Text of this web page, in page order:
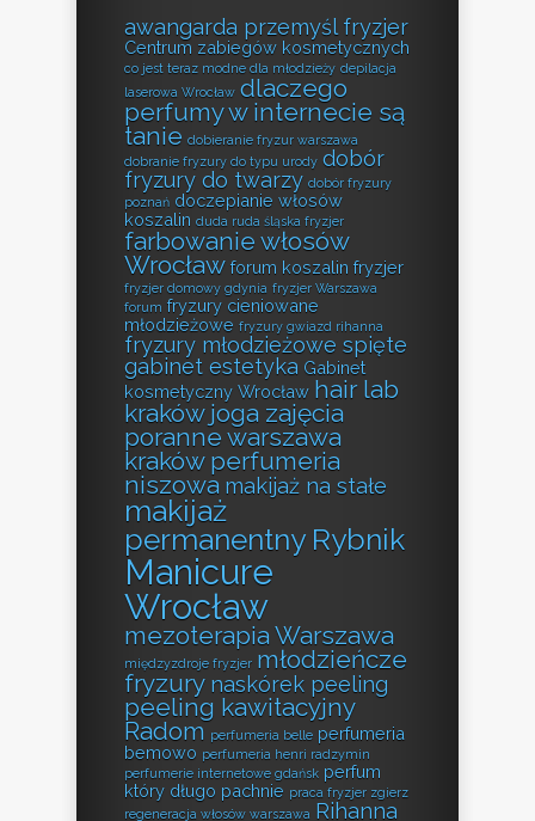
awangarda przemyśl fryzjer
Centrum zabiegów kosmetycznych
co jest teraz modne dla młodzieży depilacja
laserowa Wrocław dlaczego
perfumy w internecie są
tanie dobieranie fryzur warszawa
dobranie fryzury do typu urody dobór
fryzury do twarzy dobór fryzury
poznań doczepianie włosów
koszalin duda ruda śląska fryzjer
farbowanie włosów
Wrocław forum koszalin fryzjer
fryzjer domowy gdynia fryzjer Warszawa
forum fryzury cieniowane
młodzieżowe fryzury gwiazd rihanna
fryzury młodzieżowe spięte
gabinet estetyka Gabinet
kosmetyczny Wrocław hair lab
kraków joga zajęcia
poranne warszawa
kraków perfumeria
niszowa makijaż na stałe
makijaż
permanentny Rybnik
Manicure
Wrocław
mezoterapia Warszawa
międzyzdroje fryzjer młodzieńcze
fryzury naskórek peeling
peeling kawitacyjny
Radom perfumeria belle perfumeria
bemowo perfumeria henri radzymin
perfumerie internetowe gdańsk perfum
który długo pachnie praca fryzjer zgierz
regeneracja włosów warszawa Rihanna